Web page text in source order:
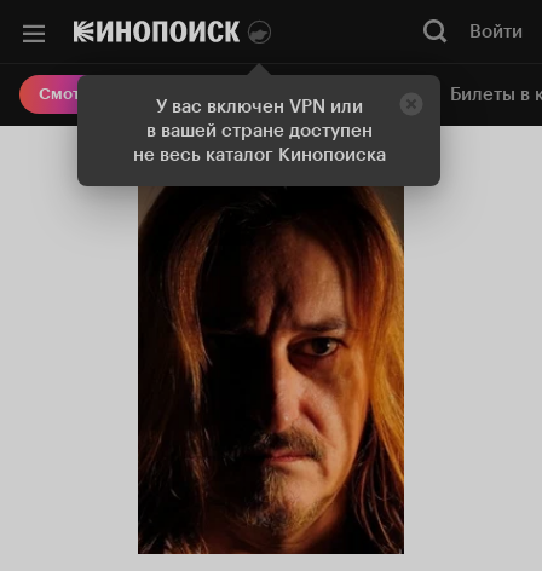
У вас включен VPN или
в вашей стране доступен
не весь каталог Кинопоиска
Войти
Смотреть кино Онлайн-кинотеатр Билеты в